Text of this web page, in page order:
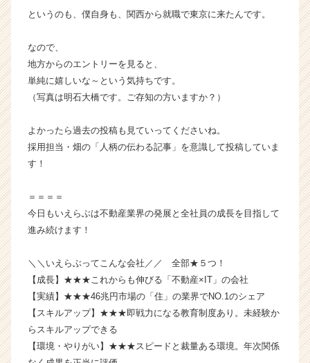
ウ
ト
が
く
活
チ
リ
ア
（C
h
e
e
r
というのも、僕自身も、関西から就職で東京に来たんです。
なので、
地方からのエントリーを見ると、
単純に嬉しいな～という気持ちです。
（写真は明石大橋です。ご存知の方いますか？）
よかったら過去の投稿も見ていってくださいね。
採用担当・畑の「人柄の伝わる記事」を意識して投稿していま
す！
＝＝＝＝
今日もいえらぶは不動産業界の発展と全社員の成長を目指して
進み続けます！
＼＼いえらぶってこんな会社／／ 全部★５つ！
【成長】★★★これからも伸びる「不動産×IT」の会社
【実績】★★★46兆円市場の「住」の業界でNO.1のシェア
【スキルアップ】★★★即戦力になる教育制度あり。未経験か
らスキルアップできる
【環境・やりがい】★★★スピードと裁量ある環境。年次関係